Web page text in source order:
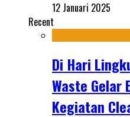
12 Januari 2025
Recent
Di Hari
Waste Gelar
Kegiatan